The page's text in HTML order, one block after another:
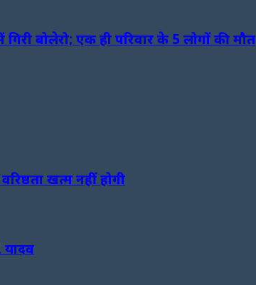
बोलेरो; एक ही परिवार के 5 लोगों की मौत
खत्म नहीं होगी
यादव